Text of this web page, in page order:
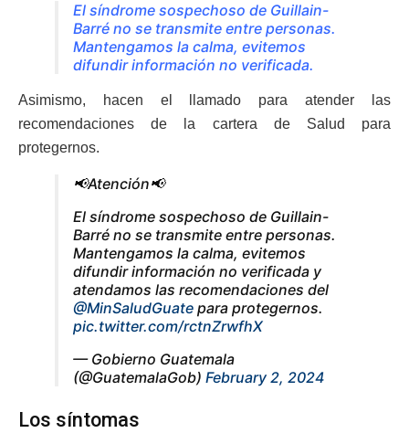
El síndrome sospechoso de Guillain-
Barré no se transmite entre personas.
Mantengamos la calma, evitemos
difundir información no verificada.
Asimismo, hacen el llamado para atender las
recomendaciones de la cartera de Salud para
protegernos.
📢Atención📢
El síndrome sospechoso de Guillain-
Barré no se transmite entre personas.
Mantengamos la calma, evitemos
difundir información no verificada y
atendamos las recomendaciones del
@MinSaludGuate para protegernos.
pic.twitter.com/rctnZrwfhX
— Gobierno Guatemala
(@GuatemalaGob) February 2, 2024
Los síntomas